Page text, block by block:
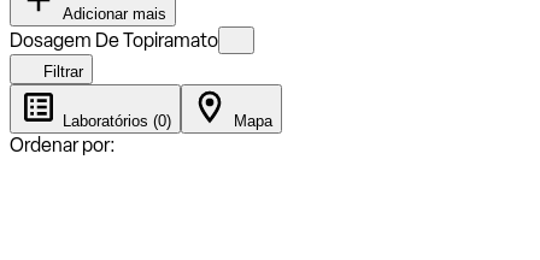
Adicionar mais
Dosagem De Topiramato
Filtrar
Laboratórios (0) Mapa
Ordenar por: